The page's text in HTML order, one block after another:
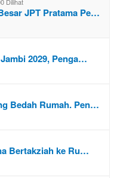
Dilihat
JPT Pratama Pe…
2029, Penga…
Bedah Rumah. Pen…
Bertakziah ke Ru…